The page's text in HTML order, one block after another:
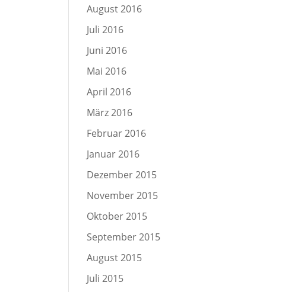
August 2016
Juli 2016
Juni 2016
Mai 2016
April 2016
März 2016
Februar 2016
Januar 2016
Dezember 2015
November 2015
Oktober 2015
September 2015
August 2015
Juli 2015